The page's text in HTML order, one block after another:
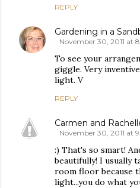
REPLY
Gardening in a
November 30, 2011 at
To see your
giggle. Very
light. V
REPLY
Carmen and
November 30, 2011 at
:) That's so smart!
beautifully! I usually
room floor because
light...you do what